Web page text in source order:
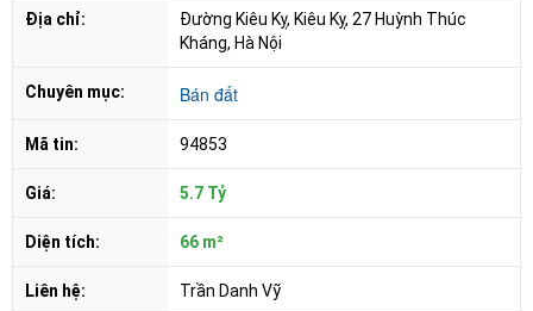
Địa chỉ:
Đường Kiêu Kỵ, Kiêu Kỵ, 27 Huỳnh Thúc
Kháng, Hà Nội
Chuyên mục: Bán đất
Mã tin: 94853
Giá: 5.7 Tỷ
Diện tích: 66 m²
Liên hệ: Trần Danh Vỹ